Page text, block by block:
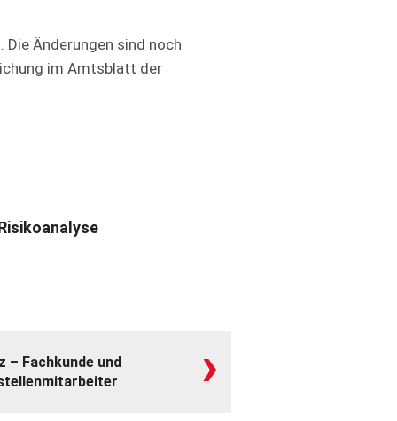
. Die Änderungen sind noch
im Amtsblatt der
– Fachkunde und
›